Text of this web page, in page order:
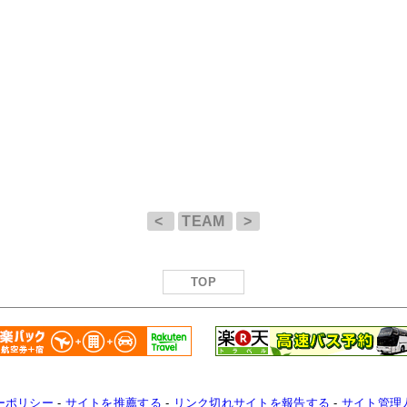
< TEAM >
TOP
ポリシー - サイトを推薦する - リンク切れサイトを報告する - サイト管理